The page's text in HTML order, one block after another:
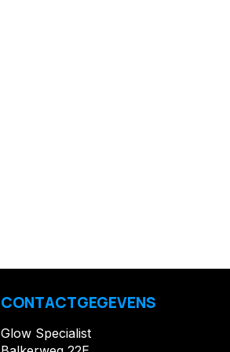
CONTACTGEGEVENS
Glow Specialist